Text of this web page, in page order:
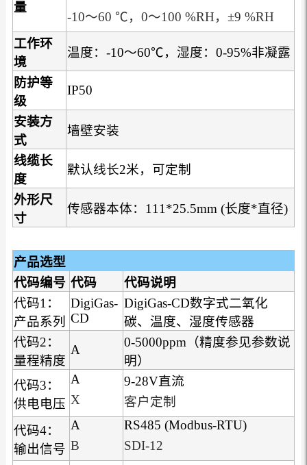
量
-10～60 ℃，0～100 %RH，±9 %RH
工作环
境
温度：-10～60℃，湿度：0-95%非凝露
防护等
级
IP50
安装方
式
墙壁安装
线缆长
度
默认线长2米，可定制
外形尺
寸
传感器本体：111*25.5mm (长度*直径)
产品选型
代码编号 代码
代码说明
代码1：
产品系列
DigiGas-
CD
DigiGas-CD数字式二氧化
碳、温度、湿度传感器
代码2：
量程精度
A
0-5000ppm（精度参见参数说
明）
代码3：
供电电压
A
X
9-28V直流
客户定制
代码4：
输出信号
A
B
RS485 (Modbus-RTU)
SDI-12